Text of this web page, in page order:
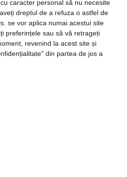
caracter personal să nu necesite
dreptul de a refuza o astfel de
se vor aplica numai acestui site
preferințele sau să vă retrageți
revenind la acest site și
din partea de jos a
deprindeau cu
de a părăsi
. Cu toate că
se făcea pe bază de